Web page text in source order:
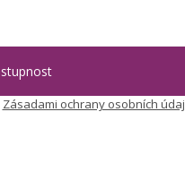
Zásadami ochrany osobních